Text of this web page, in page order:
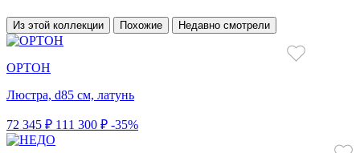
Из этой коллекции Похожие Недавно смотрели
ОРТОН
Люстра, d85 см, латунь
72 345 ₽ 111 300 ₽ -35%